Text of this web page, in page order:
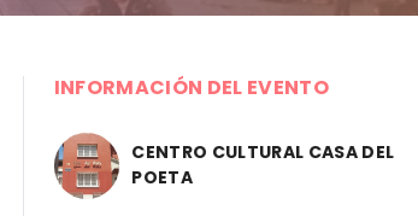
INFORMACIÓN DEL EVENTO
CENTRO CULTURAL CASA DEL
POETA